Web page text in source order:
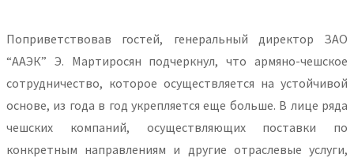
Поприветствовав гостей, генеральный директор ЗАО
“ААЭК” Э. Мартиросян подчеркнул, что армяно-чешское
сотрудничество, которое осуществляется на устойчивой
основе, из года в год укрепляется еще больше. В лице ряда
чешских компаний, осуществляющих поставки по
конкретным направлениям и другие отраслевые услуги,